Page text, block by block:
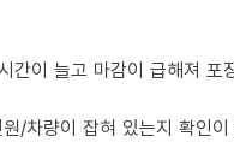
간이 늘고 마감이 급해져 포
/차량이 잡혀 있는지 확인